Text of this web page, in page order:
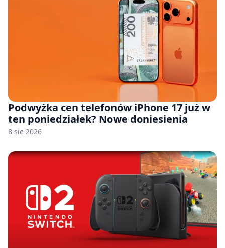
Podwyżka cen telefonów iPhone 17 już w
ten poniedziałek? Nowe doniesienia
8 sie 2026